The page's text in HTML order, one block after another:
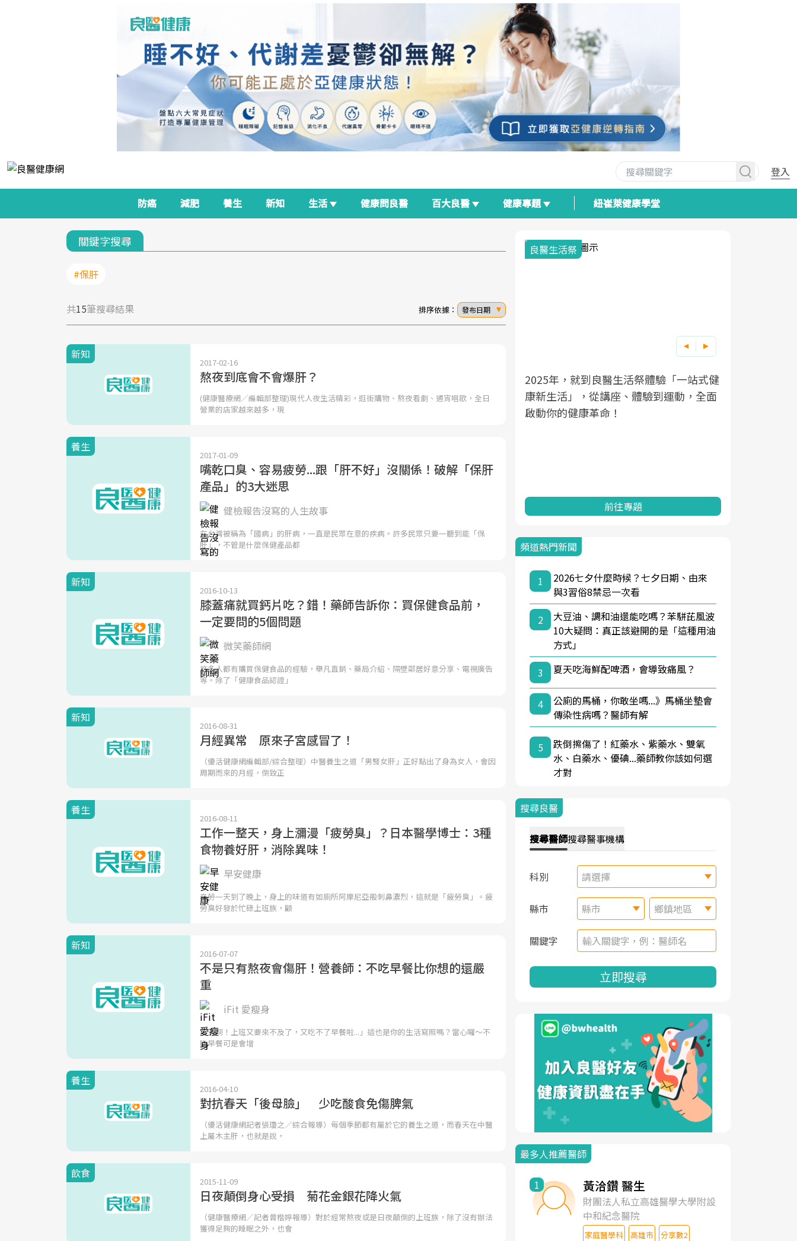
登入
防癌 減肥 養生 新知 生活 健康問良醫 百大良醫 健康專題 紐崔萊健康學堂
關鍵字搜尋
#保肝
共15筆搜尋結果 排序依據： 發布日期
新知
2017-02-16
熬夜到底會不會爆肝？
(健康醫療網／編輯部整理)現代人夜生活精彩，逛街購物、熬夜看劇、通宵唱歌，全日
營業的店家越來越多，現
養生
2017-01-09
嘴乾口臭、容易疲勞...跟「肝不好」沒關係！破解「保肝
產品」的3大迷思
健檢報告沒寫的人生故事
在台灣被稱為「國病」的肝病，一直是民眾在意的疾病。許多民眾只要一聽到能「保
肝」，不管是什麼保健產品都
新知
2016-10-13
膝蓋痛就買鈣片吃？錯！藥師告訴你：買保健食品前，
一定要問的5個問題
微笑藥師網
許多人都有購買保健食品的經驗，舉凡直銷、藥局介紹、隔壁鄰居好意分享、電視廣告
等。除了「健康食品認證」
新知
2016-08-31
月經異常 原來子宮感冒了！
（優活健康網編輯部/綜合整理）中醫養生之道「男腎女肝」正好點出了身為女人，會因
周期而來的月經，倒致正
養生
2016-08-11
工作一整天，身上瀰漫「疲勞臭」？日本醫學博士：3種
食物養好肝，消除異味！
早安健康
辛勞一天到了晚上，身上的味道有如廁所阿摩尼亞般刺鼻濃烈，這就是「疲勞臭」。疲
勞臭好發於忙碌上班族，顧
新知
2016-07-07
不是只有熬夜會傷肝！營養師：不吃早餐比你想的還嚴
重
iFit 愛瘦身
「天啊！上班又要來不及了，又吃不了早餐啦...」這也是你的生活寫照嗎？當​心囉​～​不
吃早餐可是會增
養生
2016-04-10
對抗春天「後母臉」 少吃酸食免傷脾氣
（優活健康網記者張瓊之／綜合報導）每個季節都有屬於它的養生之道，而春天在中醫
上屬木主肝，也就是說，
飲食
2015-11-09
日夜顛倒身心受損 菊花金銀花降火氣
（健康醫療網／記者曾楷婷報導）對於經常熬夜或是日夜顛倒的上班族，除了沒有辦法
獲得足夠的睡眠之外，也會
面對超高齡社會的浪潮，台灣正在快速邁
向「健康照護」的新時代。隨著國家政策
務，更是民眾了解自身健康狀況、啟動健
康管理的重要起點。
良醫生活祭
2025年，就到良醫生活祭體驗「一站式健
康新生活」，從講座、體驗到運動，全面
我與健康韌性的距離
良醫健康網從「換季的身體變化」出發，
透過醫學觀點與日常感受的對話，建立對
亞健康的認知，進而引導實際的改善行
前往專題
頻道熱門新聞
1
2026七夕什麼時候？七夕日期、由來
與3習俗8禁忌一次看
2
大豆油、調和油還能吃嗎？苯駢芘風波
10大疑問：真正該避開的是「這種用油
方式」
3
夏天吃海鮮配啤酒，會導致痛風？
4
公廁的馬桶，你敢坐嗎...》馬桶坐墊會
傳染性病嗎？醫師有解
5
跌倒擦傷了！紅藥水、紫藥水、雙氧
水、白藥水、優碘...藥師教你該如何選
才對
搜尋良醫
搜尋醫師搜尋醫事機構
科別 請選擇
縣市 縣市 鄉鎮地區
關鍵字
立即搜尋
最多人推薦醫師
1 黃洽鑽 醫生
財團法人私立高雄醫學大學附設
中和紀念醫院
家庭醫學科 高雄市 分享數2